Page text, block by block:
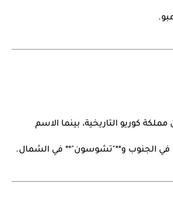
.
مملكة كوريو التاريخية، بينما الاسم
في الجنوب و**"تشوسون"** في الشمال.